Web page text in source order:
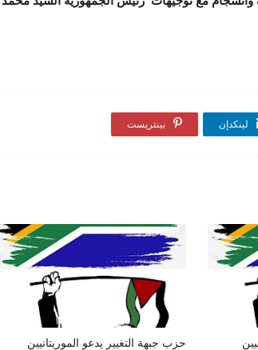
لينكدإن بينتريست
حزب جبهة التغيير يدعو الموريتانيين